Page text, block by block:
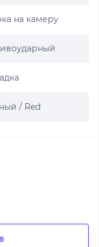
на камеру
/ Red